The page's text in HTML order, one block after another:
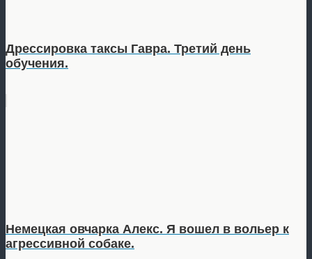
Дрессировка таксы Гавра. Третий день
обучения.
Немецкая овчарка Алекс. Я вошел в вольер к
агрессивной собаке.